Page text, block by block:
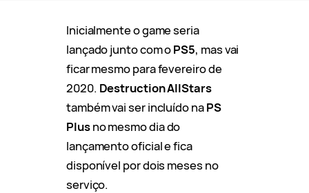
Inicialmente o game seria
lançado junto com oPS5, mas vai
ficar mesmo para fevereiro de
2020. Destruction AllStars
também vai ser incluído naPS
Plusno mesmo dia do
lançamento oficial e fica
disponível por dois meses no
serviço.